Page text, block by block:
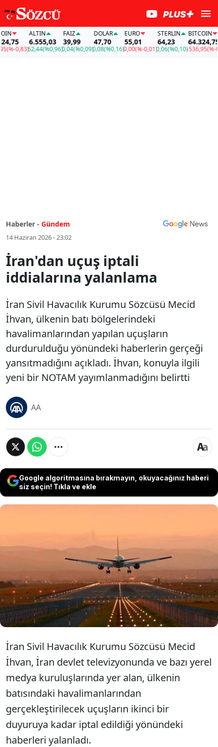
0,83)
ALTIN
6.555,03
62,44(%0,96)
FAİZ
39,99
0,04(%0,09)
DOLAR
47,70
0,08(%0,16)
EURO
55,01
0,00(%-0,01)
STERLIN
64,23
0,06(%0,10)
BITCOIN
64.324,75
-536,95(%-
Haberler - Gündem
14 Haziran 2026 - 23:02
İran'dan uçuş iptali
iddialarına yalanlama
İran Sivil Havacılık Kurumu Sözcüsü Mecid
İhvan, ülkenin batı bölgelerindeki
havalimanlarından yapılan uçuşların
durdurulduğu yönündeki haberlerin gerçeği
yansıtmadığını açıkladı. İhvan, konuyla ilgili
yeni bir NOTAM yayımlanmadığını belirtti
AA
Google algoritmasına bırakmayın, okuyacağınız haberi
siz seçin! Tıkla ve ekle
İran Sivil Havacılık Kurumu Sözcüsü Mecid
İhvan, ülkenin batı bölgelerindeki
havalimanlarından yapılan uçuşların
durdurulduğu yönündeki haberlerin gerçeği
yansıtmadığını açıkladı. İhvan, konuyla ilgili yeni
bir NOTAM yayımlanmadığını belirtti
İran Sivil Havacılık Kurumu Sözcüsü Mecid
İhvan, İran devlet televizyonunda ve bazı yerel
medya kuruluşlarında yer alan, ülkenin
batısındaki havalimanlarından
gerçekleştirilecek uçuşların ikinci bir
duyuruya kadar iptal edildiği yönündeki
haberleri yalanladı.